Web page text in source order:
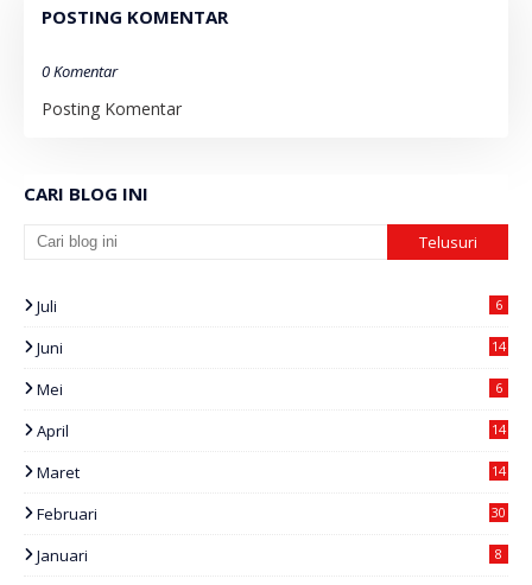
POSTING KOMENTAR
0 Komentar
Posting Komentar
CARI BLOG INI
Juli 6
Juni 14
Mei 6
April 14
Maret 14
Februari 30
Januari 8